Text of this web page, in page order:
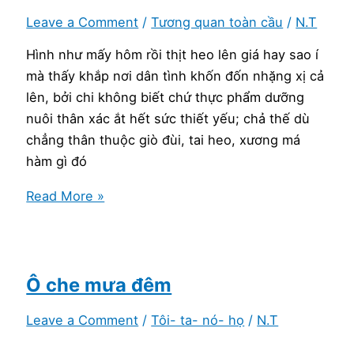
Leave a Comment /Tương quan toàn cầu / N.T
Hình như mấy hôm rồi thịt heo lên giá hay sao í
mà thấy khắp nơi dân tình khốn đốn nhặng xị cả
lên, bởi chi không biết chứ thực phẩm dưỡng
nuôi thân xác ắt hết sức thiết yếu; chả thế dù
chẳng thân thuộc giò đùi, tai heo, xương má
hàm gì đó
Thương
biết
Read More »
Ô che mưa đêm
Leave a Comment /Tôi- ta- nó- họ / N.T